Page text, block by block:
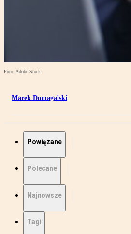
Foto: Adobe Stock
Marek Domagalski
Powiązane
Polecane
Najnowsze
Tagi